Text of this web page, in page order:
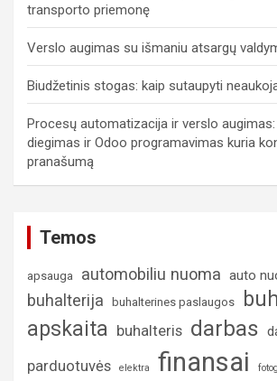
transporto priemonę
Verslo augimas su išmaniu atsargų
Biudžetinis stogas: kaip sutaupyti
Procesų automatizacija ir verslo augimas:
diegimas ir Odoo programavimas kuria
pranašumą
Temos
apsauga automobiliu nuoma auto
buhalterija
buhalterines paslaugos
apskaita buhalteris darbas
parduotuvės elektra finansai